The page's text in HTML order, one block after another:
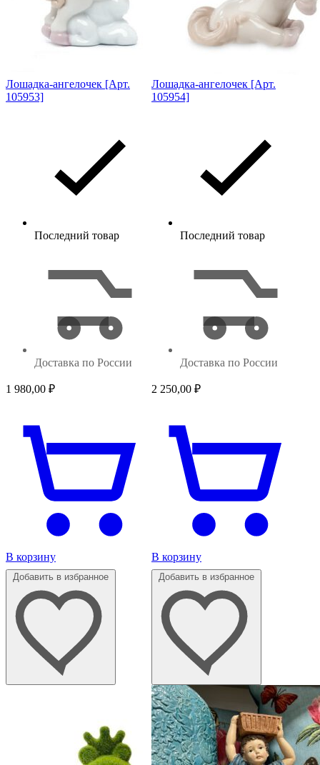
Лошадка-ангелочек [Арт.
105953]
Последний товар
Доставка по России
1 980,00 ₽
В корзину
Лошадка-ангелочек [Арт.
105954]
Последний товар
Доставка по России
2 250,00 ₽
В корзину
Добавить в избранное Добавить в избранное